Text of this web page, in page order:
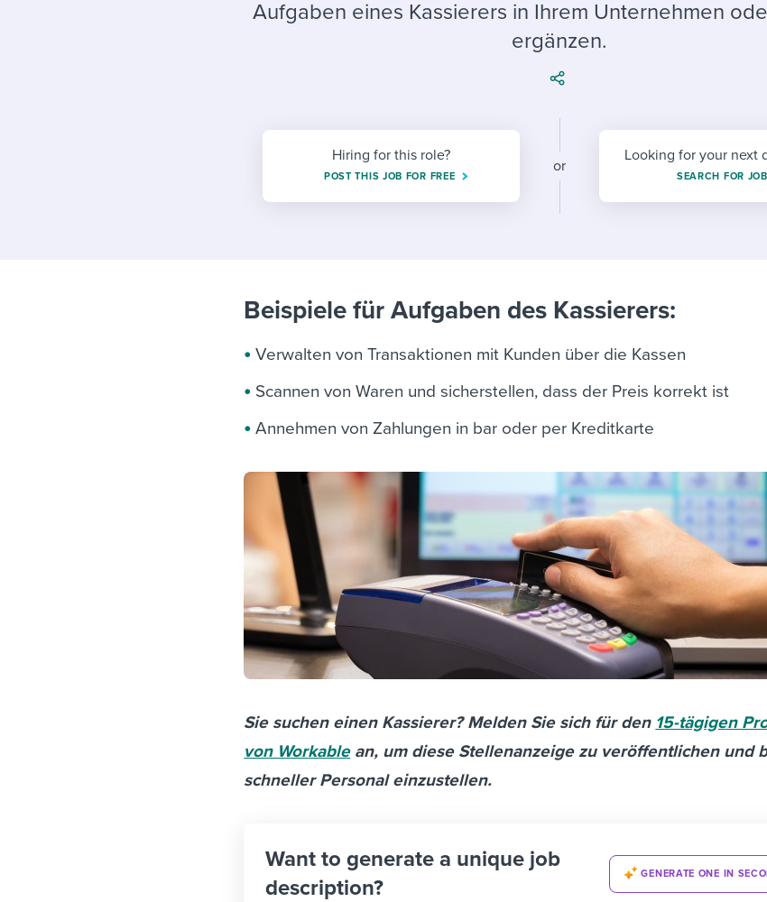
Candidate/employee experiences
Workable customer stories
Workable customer stories
Workable customer stories
Aufgaben eines Kassierers in Ihrem Unternehmen
ergänzen.
Hiring for this role?
POST THIS JOB FOR FREE
or
Looking for your next
SEARCH FOR
Beispiele für Aufgaben des Kassierers:
Verwalten von Transaktionen mit Kunden über die Kassen
Scannen von Waren und sicherstellen, dass der Preis korrekt ist
Annehmen von Zahlungen in bar oder per Kreditkarte
Sie suchen einen Kassierer? Melden Sie sich für den 15-tägigen
von Workablean, um diese Stellenanzeige zu veröffentlichen und
schneller Personal einzustellen.
Want to generate a unique job
description?
GENERATE ONE IN